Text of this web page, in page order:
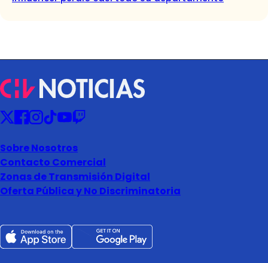
Sobre Nosotros
Contacto Comercial
Zonas de Transmisión Digital
Oferta Pública y No Discriminatoria